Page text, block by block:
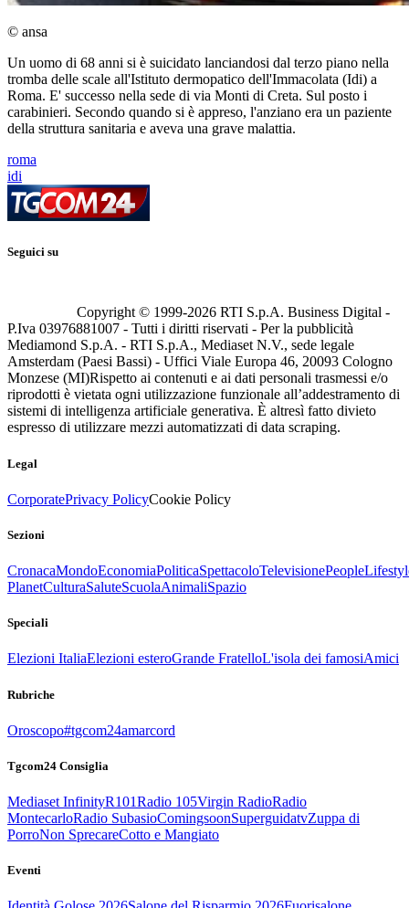
© ansa
Un uomo di 68 anni si è suicidato lanciandosi dal terzo piano nella
tromba delle scale all'Istituto dermopatico dell'Immacolata (Idi) a
Roma. E' successo nella sede di via Monti di Creta. Sul posto i
carabinieri. Secondo quando si è appreso, l'anziano era un paziente
della struttura sanitaria e aveva una grave malattia.
roma
idi
Seguici su
Copyright © 1999-2026 RTI S.p.A. Business Digital -
P.Iva 03976881007 - Tutti i diritti riservati - Per la pubblicità
Mediamond S.p.A. - RTI S.p.A., Mediaset N.V., sede legale
Amsterdam (Paesi Bassi) - Uffici Viale Europa 46, 20093 Cologno
Monzese (MI)Rispetto ai contenuti e ai dati personali trasmessi e/o
riprodotti è vietata ogni utilizzazione funzionale all’addestramento di
sistemi di intelligenza artificiale generativa. È altresì fatto divieto
espresso di utilizzare mezzi automatizzati di data scraping.
Legal
CorporatePrivacy PolicyCookie Policy
Sezioni
CronacaMondoEconomiaPoliticaSpettacoloTelevisionePeople
PlanetCulturaSaluteScuolaAnimaliSpazio
Speciali
Elezioni ItaliaElezioni esteroGrande FratelloL'isola dei famosiAmici
Rubriche
Oroscopo#tgcom24amarcord
Tgcom24 Consiglia
Mediaset InfinityR101Radio 105Virgin RadioRadio
MontecarloRadio SubasioComingsoonSuperguidatvZuppa di
PorroNon SprecareCotto e Mangiato
Eventi